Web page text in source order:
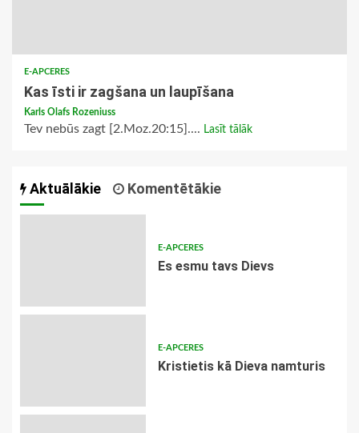
E-APCERES
Kas īsti ir zagšana un laupīšana
Karls Olafs Rozeniuss
Tev nebūs zagt [2.Moz.20:15].... Lasīt tālāk
Aktuālākie Komentētākie
E-APCERES
Es esmu tavs Dievs
E-APCERES
Kristietis kā Dieva namturis